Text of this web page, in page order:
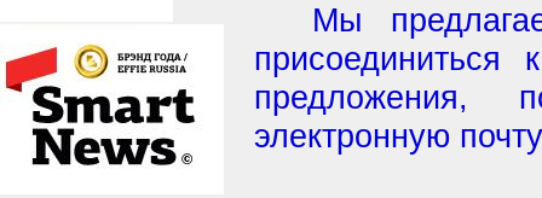
Мы
предложения,
электронную